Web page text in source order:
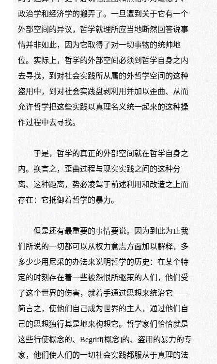
政治学和经济学的搬弄了。一旦遭到关于它有一个
外部空间的异议，哲学就理所应当地断然回答说事
情并非如此，因为它取得了对一切事物的统帅地
位。实际上，哲学的外部空间必须到哲学自身之内
去寻找，到对社会实践所从属的外哲学空间的这种
盗用中，到对社会实践盘剥利用并加以歪曲、从而
允许哲学把这些实践以真理名义统一起来的这种操
作过程中去寻找。
于是，哲学的真正的外部空间就在哲学自身之
内。换言之，歪曲过程与现实实践之间的这种分
离、这种距离，势必凌驾于前述利用和改造之上而
存在：它抵御着哲学的暴力。
但是还有最重要的事情要说。因为到此为止我
们所说的一切都可以从权力意志方面加以解释，多
多少少用尼采的办法来说明哲学的历史：在某个特
定的时刻存在着一些被怨恨所驱策的人们，他们受
了这个世界的伤害，就着手通过思想来统治它——
简言之，使他们自己成为世界的主人，通过他们自
己的思想独行其是地来构想它。哲学家们恰恰就是
这些行使概念的、Begriff[概念]的、盗用的暴力的专
家，他们使人们的一切社会实践都服从于真理的法